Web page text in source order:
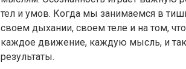
тел и умов. Когда мы занимаемся в
своем дыхании, своем теле и на том,
каждое движение, каждую мысль, и
результаты.